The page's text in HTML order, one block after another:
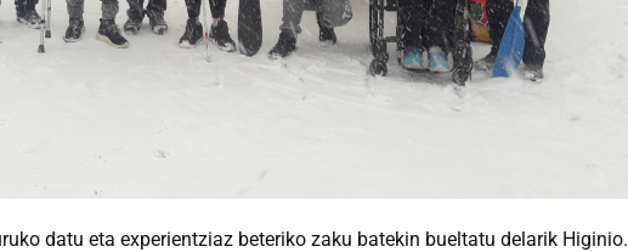
datu eta experientziaz beteriko zaku batekin bueltatu delarik Higinio.